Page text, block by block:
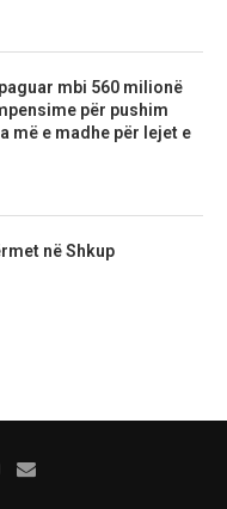
mbi 560 milionë
për pushim
më e madhe për lejet e
në Shkup